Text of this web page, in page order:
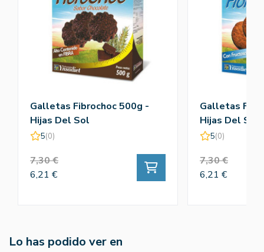
Galletas Fibrochoc 500g -
Hijas Del Sol
5(0)
7,30 €
6,21 €
Galletas
Hijas Del Sol
5(0)
7,30 €
6,21 €
Lo has podido ver en